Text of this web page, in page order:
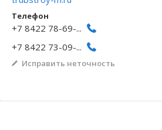
Волгоградская область
Кировоградская область
Восточно-Казахстанская область
Архангельское
Телефон
+7 8422 78-69-...
+7 8422 73-09-...
Исправить неточность